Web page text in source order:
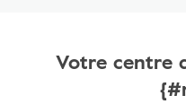
Votre centre